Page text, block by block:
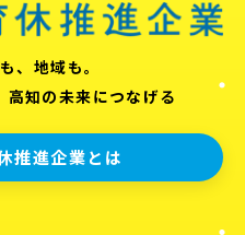
、地域も。
知の未来につなげる
推進企業とは